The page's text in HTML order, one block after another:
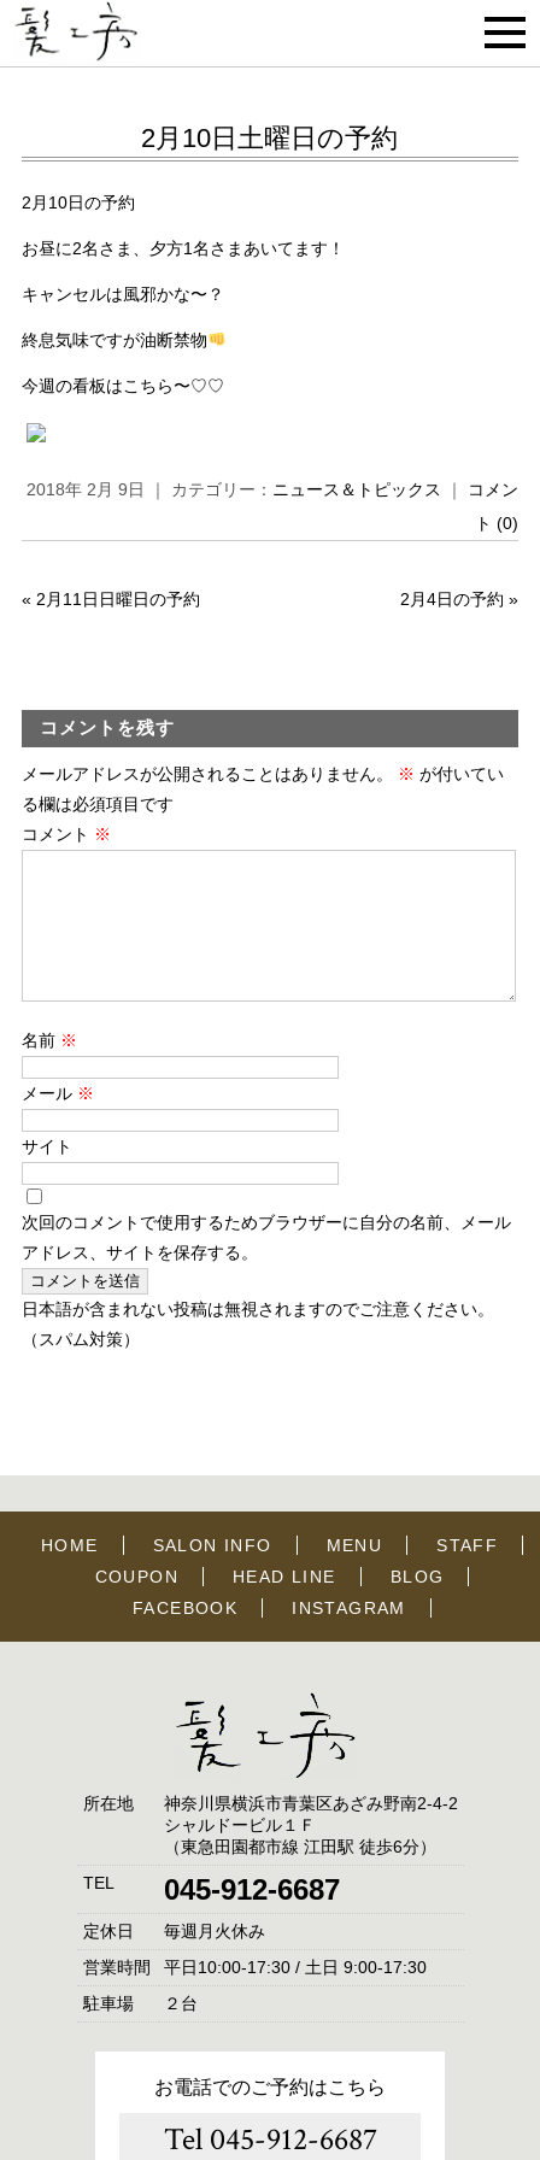
2月10日土曜日の予約
2月10日の予約
お昼に2名さま、夕方1名さまあいてます！
キャンセルは風邪かな〜？
終息気味ですが油断禁物
今週の看板はこちら〜♡♡
2018年 2月 9日 ｜ カテゴリー： ニュース＆トピックス ｜
コメン
ト (0)
« 2月11日日曜日の予約 2月4日の予約 »
コメントを残す
メールアドレスが公開されることはありません。 ※ が付いてい
る欄は必須項目です
コメント ※
名前 ※
メール ※
サイト
次回のコメントで使用するためブラウザーに自分の名前、メール
アドレス、サイトを保存する。
日本語が含まれない投稿は無視されますのでご注意ください。
（スパム対策）
HOME SALON INFO MENU
STAFF
COUPON
HEAD LINE
BLOG
FACEBOOK
INSTAGRAM
所在地
神奈川県横浜市青葉区あざみ野南2-4-2
シャルドービル１Ｆ
（東急田園都市線 江田駅 徒歩6分）
TEL
045-912-6687
定休日
毎週月火休み
営業時間
平日10:00-17:30 / 土日 9:00-17:30
駐車場
２台
お電話でのご予約はこちら
Tel 045-912-6687